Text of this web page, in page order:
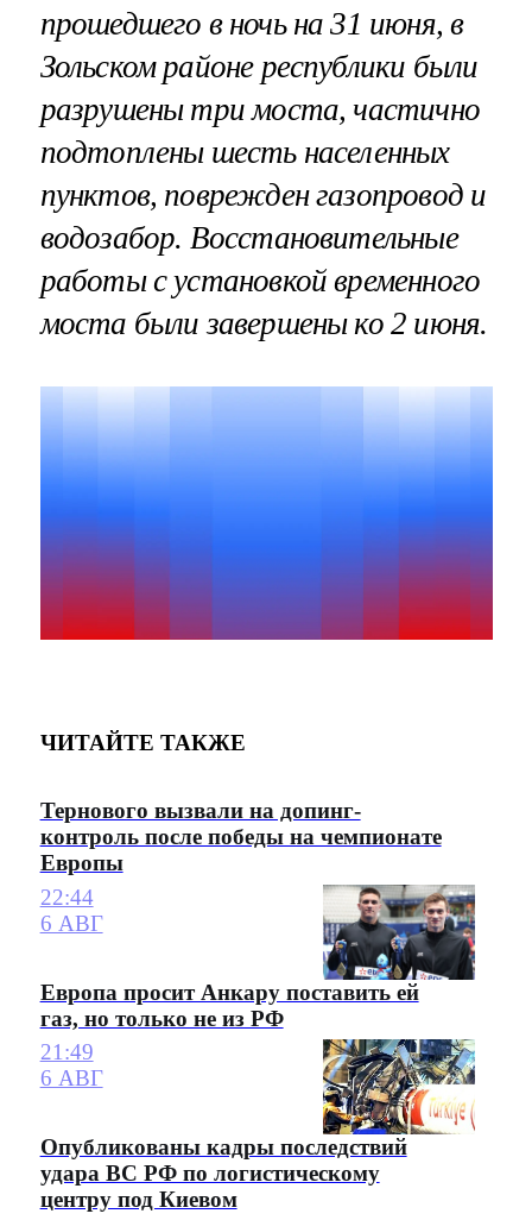
прошедшего в ночь на 31 июня, в
Зольском районе республики были
разрушены три моста, частично
подтоплены шесть населенных
пунктов, поврежден газопровод и
водозабор. Восстановительные
работы с установкой временного
моста были завершены ко 2 июня.
ЧИТАЙТЕ ТАКЖЕ
Тернового вызвали на допинг-
контроль после победы на чемпионате
Европы
22:44
6 АВГ
Европа просит Анкару поставить ей
газ, но только не из РФ
21:49
6 АВГ
Опубликованы кадры последствий
удара ВС РФ по логистическому
центру под Киевом